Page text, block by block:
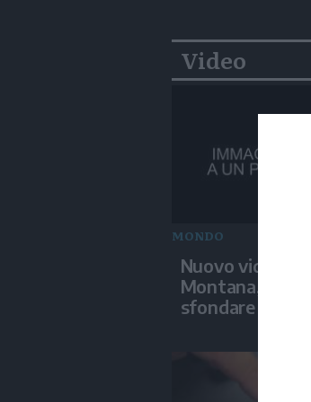
Video
MONDO
Nuovo video
Montana, i
sfondare le